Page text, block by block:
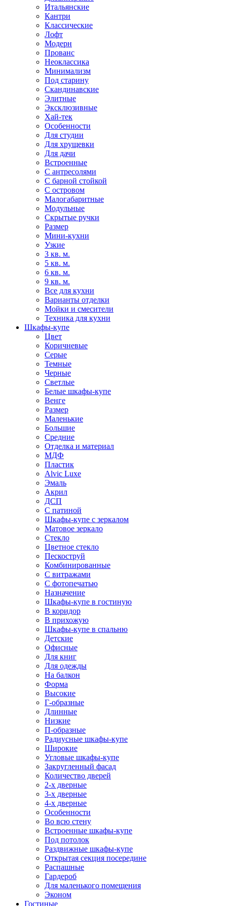
Итальянские
Кантри
Классические
Лофт
Модерн
Прованс
Неоклассика
Минимализм
Под старину
Скандинавские
Элитные
Эксклюзивные
Хай-тек
Особенности
Для студии
Для хрущевки
Для дачи
Встроенные
С антресолями
С барной стойкой
С островом
Малогабаритные
Модульные
Скрытые ручки
Размер
Мини-кухни
Узкие
3 кв. м.
5 кв. м.
6 кв. м.
9 кв. м.
Все для кухни
Варианты отделки
Мойки и смесители
Техника для кухни
Шкафы-купе
Цвет
Коричневые
Серые
Темные
Черные
Светлые
Белые шкафы-купе
Венге
Размер
Маленькие
Большие
Средние
Отделка и материал
МДФ
Пластик
Alvic Luxe
Эмаль
Акрил
ДСП
С патиной
Шкафы-купе с зеркалом
Матовое зеркало
Стекло
Цветное стекло
Пескоструй
Комбинированные
С витражами
С фотопечатью
Назначение
Шкафы-купе в гостиную
В коридор
В прихожую
Шкафы-купе в спальню
Детские
Офисные
Для книг
Для одежды
На балкон
Форма
Высокие
Г-образные
Длинные
Низкие
П-образные
Радиусные шкафы-купе
Широкие
Угловые шкафы-купе
Закругленный фасад
Количество дверей
2-х дверные
3-х дверные
4-х дверные
Особенности
Во всю стену
Встроенные шкафы-купе
Под потолок
Раздвижные шкафы-купе
Открытая секция посередине
Распашные
Гардероб
Для маленького помещения
Эконом
Гостиные